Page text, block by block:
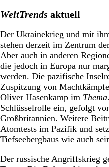
WeltTrends aktuell
Der Ukrainekrieg und mit
stehen derzeit im Zentrum
Aber auch in anderen
die jedoch in Europa nur
werden. Die pazifische
Zuspitzung von
Oliver Hasenkamp im Thema
Schlüsselrolle ein, gefolgt
Großbritannien. Weitere
Atomtests im Pazifik und
Tiefseebergbaus wie auch
Der russische Angriffskrieg